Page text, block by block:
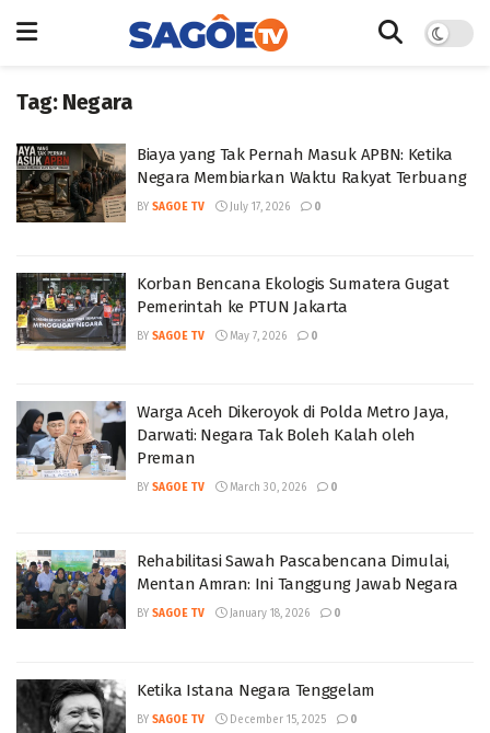
Tag: Negara
Biaya yang Tak Pernah Masuk APBN: Ketika
Negara Membiarkan Waktu Rakyat Terbuang
BY SAGOE TV July 17, 2026 0
Korban Bencana Ekologis Sumatera Gugat
Pemerintah ke PTUN Jakarta
BY SAGOE TV May 7, 2026 0
Warga Aceh Dikeroyok di Polda Metro Jaya,
Darwati: Negara Tak Boleh Kalah oleh
Preman
BY SAGOE TV March 30, 2026 0
Rehabilitasi Sawah Pascabencana Dimulai,
Mentan Amran: Ini Tanggung Jawab Negara
BY SAGOE TV January 18, 2026 0
Ketika Istana Negara Tenggelam
BY SAGOE TV December 15, 2025 0